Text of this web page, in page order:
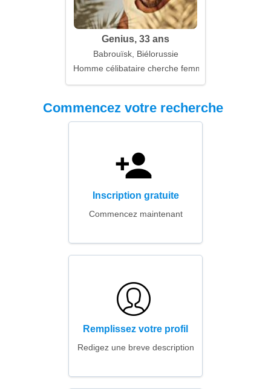
Genius, 33 ans
Babrouïsk, Biélorussie
Homme célibataire cherche femme
Commencez votre recherche
Inscription gratuite
Commencez maintenant
Remplissez votre profil
Redigez une breve description